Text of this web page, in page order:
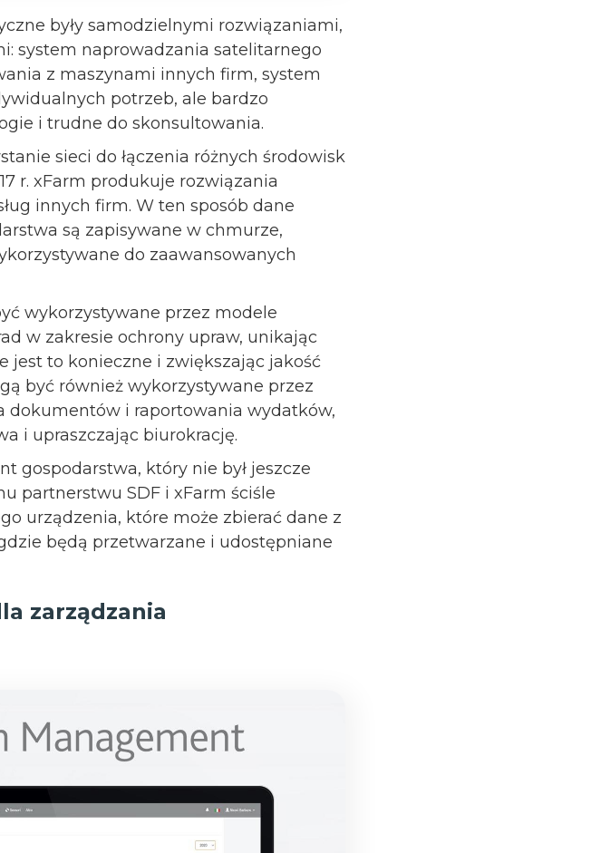
były samodzielnymi rozwiązaniami,
system naprowadzania satelitarnego
z maszynami innych firm, system
potrzeb, ale bardzo
i trudne do skonsultowania.
sieci do łączenia różnych środowisk
r. xFarm produkuje rozwiązania
innych firm. W ten sposób dane
są zapisywane w chmurze,
do zaawansowanych
wykorzystywane przez modele
w zakresie ochrony upraw, unikając
jest to konieczne i zwiększając jakość
być również wykorzystywane przez
i raportowania wydatków,
i upraszczając biurokrację.
gospodarstwa, który nie był jeszcze
partnerstwu SDF i xFarm ściśle
urządzenia, które może zbierać dane z
będą przetwarzane i udostępniane
zarządzania